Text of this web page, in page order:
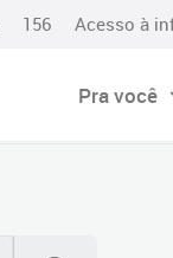
156 Acesso à
Pra você